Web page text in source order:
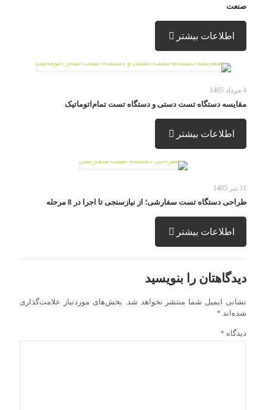
صنعت
اطلاعات بیشتر
4 مرداد 1405
مقایسه دستگاه تست دستی و دستگاه تست تمام‌اتوماتیک
اطلاعات بیشتر
31 تیر 1405
طراحی دستگاه تست سفارشی؛ از نیازسنجی تا اجرا در 8 مرحله
اطلاعات بیشتر
دیدگاهتان را بنویسید
نشانی ایمیل شما منتشر نخواهد شد. بخش‌های موردنیاز علامت‌گذاری
شده‌اند *
دیدگاه *